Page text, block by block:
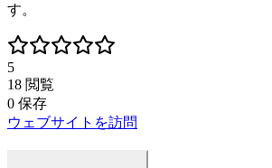
す。
5
18 閲覧
0 保存
ウェブサイトを訪問